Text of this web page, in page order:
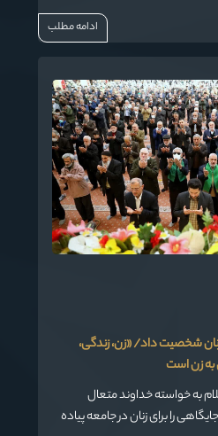
ادامه مطلب
شخصیت داد/ «زن، زندگی،
به زن است
به خواسته خداوند متعال
را برای زنان در جامعه پیاده